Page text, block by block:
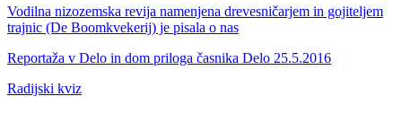
Vodilna nizozemska revija namenjena drevesničarjem in gojiteljem
trajnic (De Boomkvekerij) je pisala o nas
Reportaža v Delo in dom priloga časnika Delo 25.5.2016
Radijski kviz